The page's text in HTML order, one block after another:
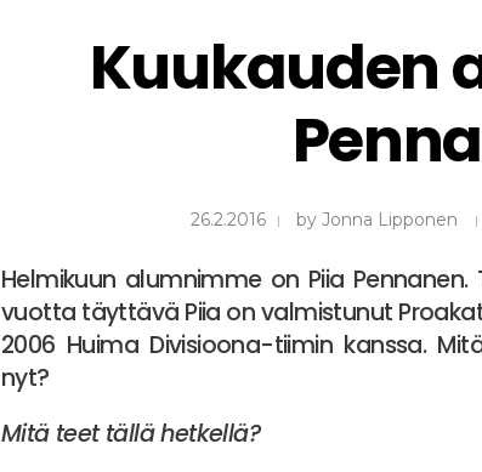
Kuukauden
26.2.2016 by Jonna Lipponen
Helmikuun alumnimme on Piia Pennanen.
vuotta täyttävä Piia on valmistunut
2006 Huima Divisioona-tiimin kanssa.
nyt?
Mitä teet tällä hetkellä?